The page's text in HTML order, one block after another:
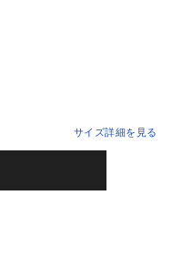
サイズ詳細を見る